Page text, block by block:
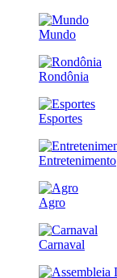
Mundo
Rondônia
Esportes
Entretenimento
Agro
Carnaval